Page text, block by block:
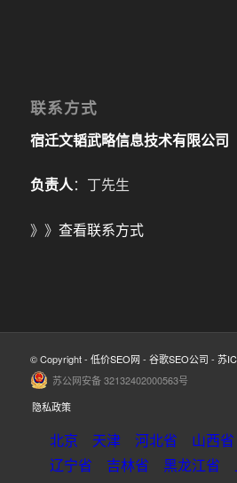
联系方式
宿迁文韬武略信息技术有限公司
负责人：丁先生
》》 查看联系方式
© Copyright - 低价SEO网 - 谷歌SEO公司 - 苏
苏公网安备 32132402000563号
隐私政策
北京 天津 河北省 山西省
辽宁省
吉林省 黑龙江省